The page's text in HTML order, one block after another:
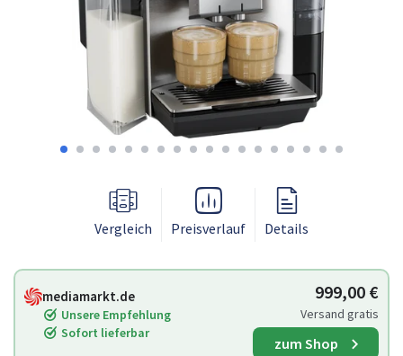
Vergleich Preisverlauf Details
mediamarkt.de
Unsere Empfehlung
Sofort lieferbar
999,00 €
Versand gratis
zum Shop